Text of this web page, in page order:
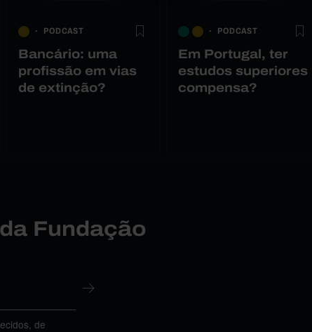
PODCAST
Bancário: uma
profissão em vias
de extinção?
PODCAST
Em Portugal, ter
estudos superiores
compensa?
Fundação
de